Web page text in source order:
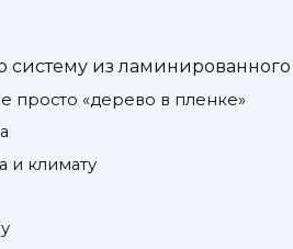
систему из
«дерево в пленке»
и климату